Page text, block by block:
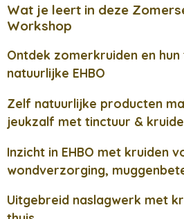
Wat je leert in deze
Workshop
Ontdek zomerkruiden en
natuurlijke EHBO
Zelf natuurlijke producten
jeukzalf met tinctuur &
Inzicht in EHBO met kruiden
wondverzorging,
Uitgebreid naslagwerk met